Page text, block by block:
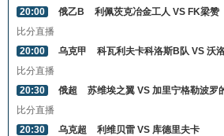
20:00
俄乙B
利佩茨克冶金工人 VS FK梁赞
比分直播
20:00
乌克甲
科瓦利夫卡科洛斯B队 VS 沃
比分直播
20:30
俄超
苏维埃之翼 VS 加里宁格勒波罗
比分直播
20:30
乌克超
利维贝雷 VS 库德里夫卡